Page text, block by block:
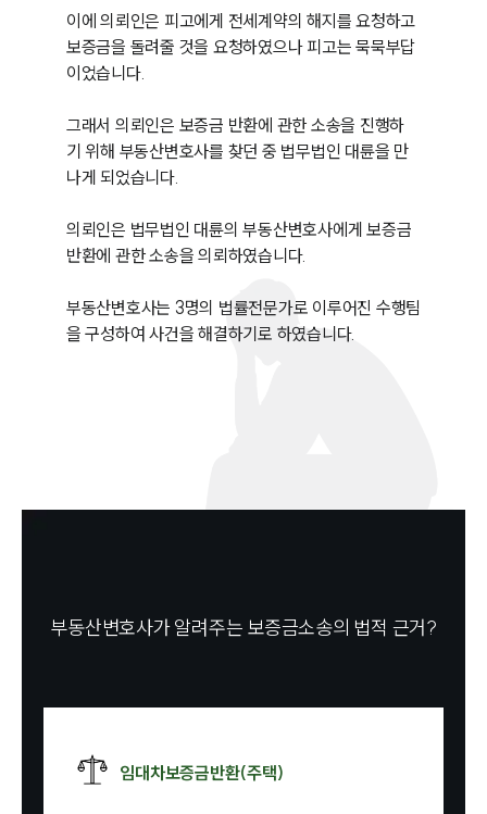
이에 의뢰인은 피고에게 전세계약의 해지를 요청하고
보증금을 돌려줄 것을 요청하였으나 피고는 묵묵부답
이었습니다.
그래서 의뢰인은 보증금 반환에 관한 소송을 진행하
기 위해 부동산변호사를 찾던 중 법무법인 대륜을 만
나게 되었습니다.
의뢰인은 법무법인 대륜의 부동산변호사에게 보증금
반환에 관한 소송을 의뢰하였습니다.
부동산변호사는 3명의 법률전문가로 이루어진 수행팀
을 구성하여 사건을 해결하기로 하였습니다.
부동산변호사가 알려주는 보증금소송의 법적 근거?
임대차보증금반환(주택)